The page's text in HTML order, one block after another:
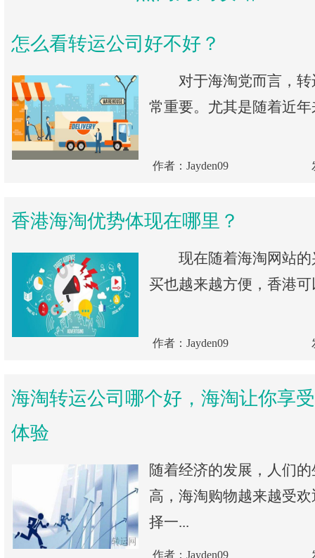
怎么看转运公司好不好？
对于海淘党而言，转
常重要。尤其是随着近
作者：Jayden09
香港海淘优势体现在哪里？
现在随着海淘网站的
买也越来越方便，香港
作者：Jayden09
海淘转运公司哪个好，海淘让你享
体验
随着经济的发展，人们
高，海淘购物越来越受
择一...
作者：Jayden09